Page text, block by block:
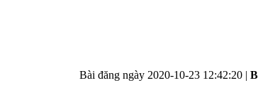
Bài đăng ngày 2020-10-23 12:42:20 |